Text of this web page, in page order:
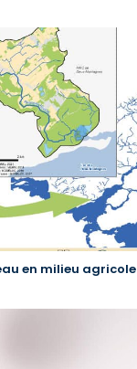
en milieu agricole